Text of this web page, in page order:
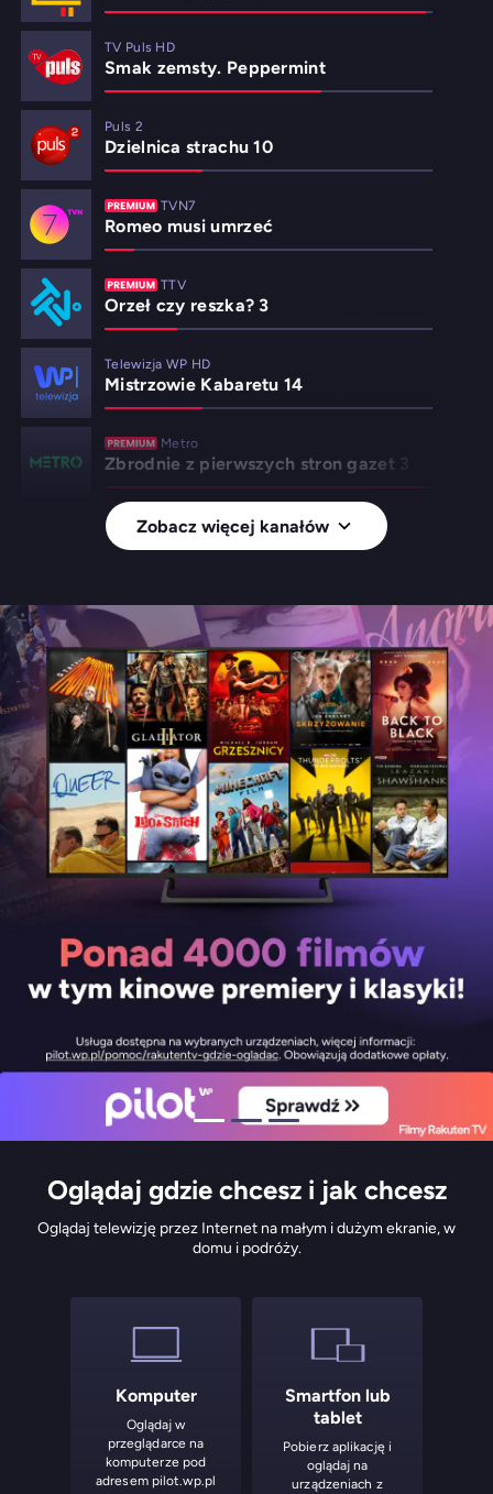
TV Puls HD
Smak zemsty. Peppermint
Puls 2
Dzielnica strachu 10
TVN7
Romeo musi umrzeć
TTV
Orzeł czy reszka? 3
Telewizja WP HD
Mistrzowie Kabaretu 14
Metro
Zbrodnie z pierwszych stron gazet 3
Zobacz więcej kanałów
Oglądaj gdzie chcesz i jak chcesz
Oglądaj telewizję przez Internet na małym i dużym ekranie, w
domu i podróży.
Komputer
Oglądaj w
przeglądarce na
komputerze pod
adresem pilot.wp.pl
Smartfon lub
tablet
Pobierz aplikację i
oglądaj na
urządzeniach z